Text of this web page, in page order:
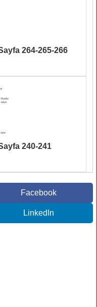
264-265-266
240-241
Facebook
LinkedIn